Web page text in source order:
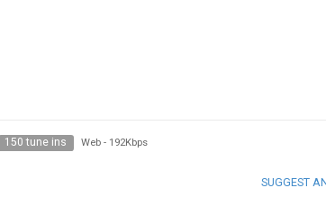
150 tune ins Web - 192Kbps
SUGGEST